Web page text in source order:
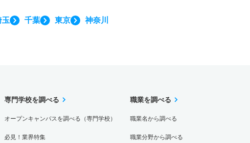
玉 千葉 東京 神奈川
専門学校を調べる
オープンキャンパスを調べる（専門学校）
必見！業界特集
職業を調べる
職業名から調べる
職業分野から調べる